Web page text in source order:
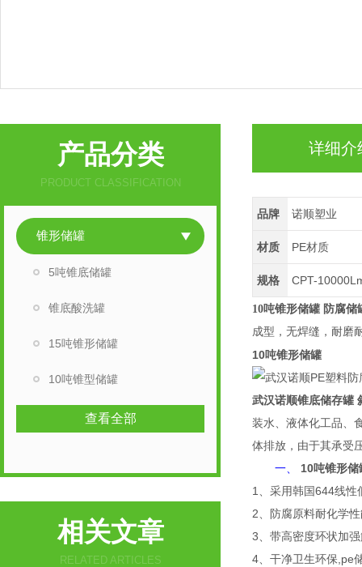
产品分类
PRODUCT CLASSIFICATION
锥形储罐
5吨锥底储罐
锥底酸洗罐
15吨锥形储罐
10吨锥型储罐
查看全部
相关文章
RELATED ARTICLES
详细介
品牌 诺顺塑业
材质 PE材质
规格 CPT-
10吨锥形储罐 防腐
成型，无焊缝，耐磨
10吨锥形储罐
武汉诺顺锥底储存罐
装水、液体化工品、
体排放，由于其承受
一、 10吨锥形储
1、采用韩国644线性
2、防腐原料耐化学
3、带高密度环状加
4、干净卫生环保,pe